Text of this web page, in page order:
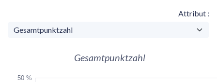
Attribut
Gesamtpunktzahl
50 %